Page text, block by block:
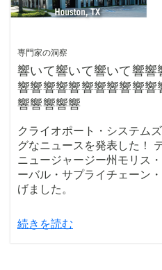
専門家の洞察
響いて響いて響いて響
響響響響響響響響響響
響響響響響
クライオポート・システム
グなニュースを発表した！
ニュージャージー州モリス
ーバル・サプライチェーン
げました。
続きを読む